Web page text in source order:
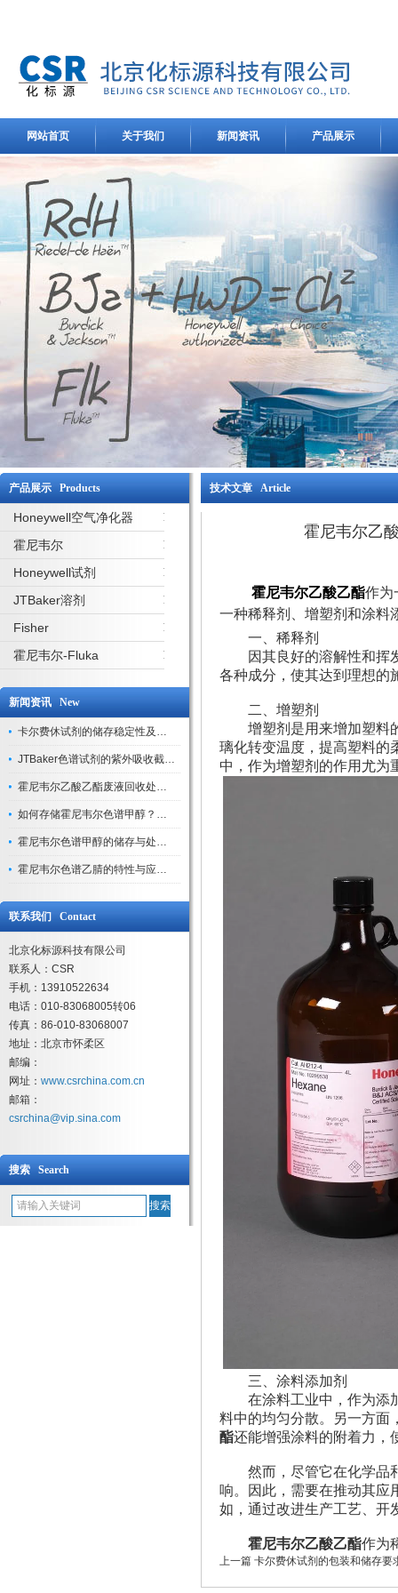
网站首页 关于我们 新闻资讯 产品展示
产品展示 Products
Honeywell空气净化器
霍尼韦尔
Honeywell试剂
JTBaker溶剂
Fisher
霍尼韦尔-Fluka
新闻资讯 New
卡尔费休试剂的储存稳定性及开封后有效期验证
JTBaker色谱试剂的紫外吸收截止波长与背景干扰
霍尼韦尔乙酸乙酯废液回收处理方法与环保处置建议
如何存储霍尼韦尔色谱甲醇？避光、密封、远离火源
霍尼韦尔色谱甲醇的储存与处理注意事项
霍尼韦尔色谱乙腈的特性与应用领域解析
联系我们 Contact
北京化标源科技有限公司
联系人：CSR
手机：13910522634
电话：010-83068005转06
传真：86-010-83068007
地址：北京市怀柔区
邮编：
网址： www.csrchina.com.cn
邮箱：
csrchina@vip.sina.com
搜索 Search
技术文章 Article
霍尼韦尔乙
霍尼韦尔乙酸乙酯作为
一种稀释剂、增塑剂和涂料
一、稀释剂
因其良好的溶解性和挥发
各种成分，使其达到理想的
二、增塑剂
增塑剂是用来增加塑料的
璃化转变温度，提高塑料的
中，作为增塑剂的作用尤为
三、涂料添加剂
在涂料工业中，作为添加
料中的均匀分散。另一方面
酯还能增强涂料的附着力，
然而，尽管它在化学品和
响。因此，需要在推动其应
如，通过改进生产工艺、开
霍尼韦尔乙酸乙酯作为
上一篇 卡尔费休试剂的包装和储存要